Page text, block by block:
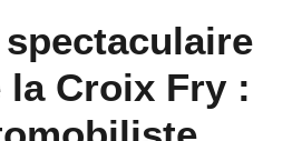
la Croix Fry :